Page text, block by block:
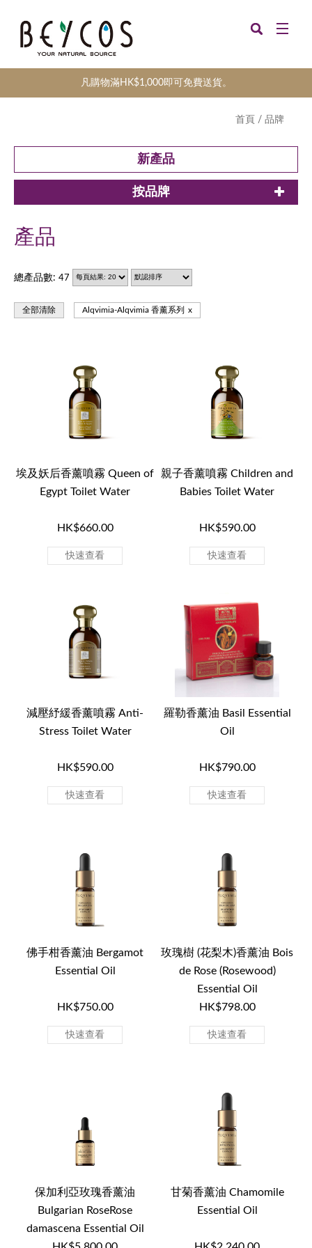
凡購物滿HK$1,000即可免費送貨。
首頁 / 品牌
新產品
按品牌
產品
總產品數: 47
全部清除 Alqvimia-Alqvimia 香薰系列 x
埃及妖后香薰噴霧 Queen of
Egypt Toilet Water
HK$660.00
快速查看
親子香薰噴霧 Children and
Babies Toilet Water
HK$590.00
快速查看
減壓紓緩香薰噴霧 Anti-
Stress Toilet Water
HK$590.00
快速查看
羅勒香薰油 Basil Essential
Oil
HK$790.00
快速查看
佛手柑香薰油 Bergamot
Essential Oil
HK$750.00
快速查看
玫瑰樹 (花梨木)香薰油 Bois
de Rose (Rosewood)
Essential Oil
HK$798.00
快速查看
保加利亞玫瑰香薰油
Bulgarian RoseRose
damascena Essential Oil
甘菊香薰油 Chamomile
Essential Oil